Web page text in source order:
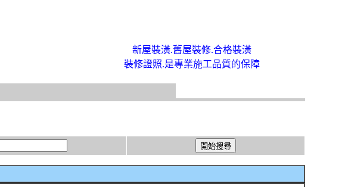
新屋裝潢.舊屋裝修.合格裝潢
裝修證照.是專業施工品質的保障